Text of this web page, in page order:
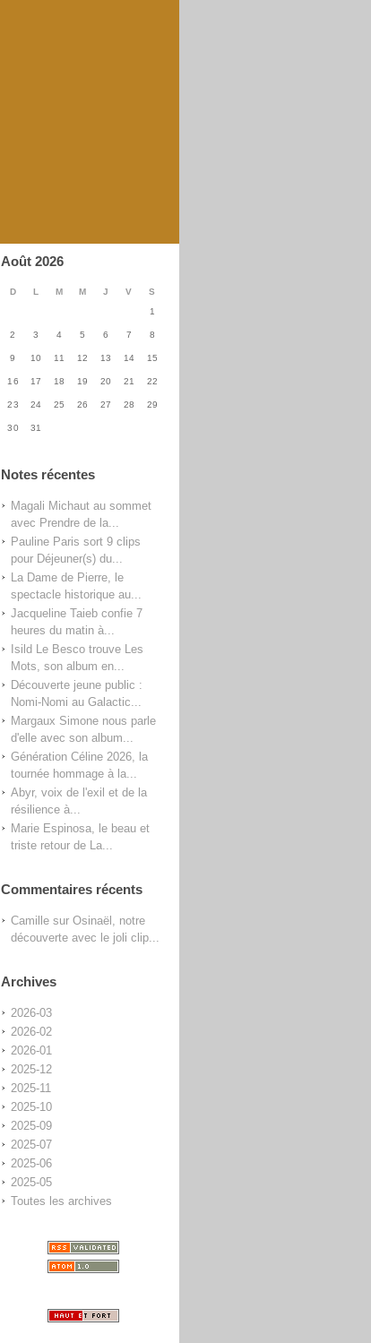
Août 2026
D L M M J V
S
1
2 3 4 5 6 7 8
9 10 11 12 13 14 15
16 17 18 19 20 21 22
23 24 25 26 27 28 29
30 31
Notes récentes
Magali Michaut au sommet
avec Prendre de la...
Pauline Paris sort 9 clips
pour Déjeuner(s) du...
La Dame de Pierre, le
spectacle historique au...
Jacqueline Taieb confie 7
heures du matin à...
Isild Le Besco trouve Les
Mots, son album en...
Découverte jeune public :
Nomi-Nomi au Galactic...
Margaux Simone nous parle
d'elle avec son album...
Génération Céline 2026, la
tournée hommage à la...
Abyr, voix de l'exil et de la
résilience à...
Marie Espinosa, le beau et
triste retour de La...
Commentaires récents
Camillesur Osinaël, notre
découverte avec le joli clip...
Archives
2026-03
2026-02
2026-01
2025-12
2025-11
2025-10
2025-09
2025-07
2025-06
2025-05
Toutes les archives